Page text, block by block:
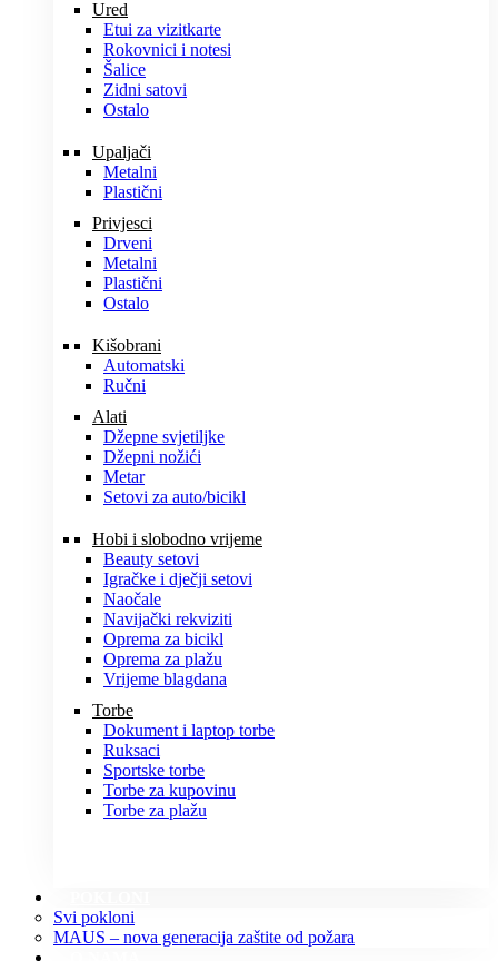
Ured
Etui za vizitkarte
Rokovnici i notesi
Šalice
Zidni satovi
Ostalo
Upaljači
Metalni
Plastični
Privjesci
Drveni
Metalni
Plastični
Ostalo
Kišobrani
Automatski
Ručni
Alati
Džepne svjetiljke
Džepni nožići
Metar
Setovi za auto/bicikl
Hobi i slobodno vrijeme
Beauty setovi
Igračke i dječji setovi
Naočale
Navijački rekviziti
Oprema za bicikl
Oprema za plažu
Vrijeme blagdana
Torbe
Dokument i laptop torbe
Ruksaci
Sportske torbe
Torbe za kupovinu
Torbe za plažu
Svi pokloni
MAUS – nova generacija zaštite od požara